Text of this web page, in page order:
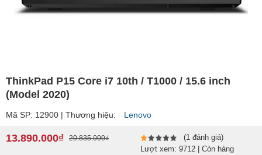
ThinkPad P15 Core i7 10th / T1000 / 15.6 inch
(Model 2020)
Mã SP: 12900 | Thương hiệu: Lenovo
13.890.000₫ 20.835.000₫
(1 đánh giá)
Lượt xem: 9712 | Còn hàng